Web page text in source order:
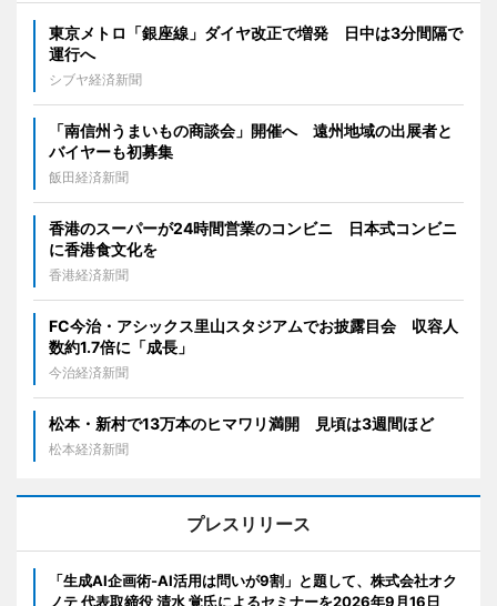
東京メトロ「銀座線」ダイヤ改正で増発 日中は3分間隔で
運行へ
シブヤ経済新聞
「南信州うまいもの商談会」開催へ 遠州地域の出展者と
バイヤーも初募集
飯田経済新聞
香港のスーパーが24時間営業のコンビニ 日本式コンビニ
に香港食文化を
香港経済新聞
FC今治・アシックス里山スタジアムでお披露目会 収容人
数約1.7倍に「成長」
今治経済新聞
松本・新村で13万本のヒマワリ満開 見頃は3週間ほど
松本経済新聞
プレスリリース
「生成AI企画術-AI活用は問いが9割」と題して、株式会社オク
ノテ 代表取締役 清水 覚氏によるセミナーを2026年9月16日